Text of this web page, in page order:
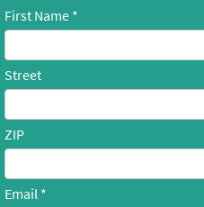
First Name
Street
ZIP
Email